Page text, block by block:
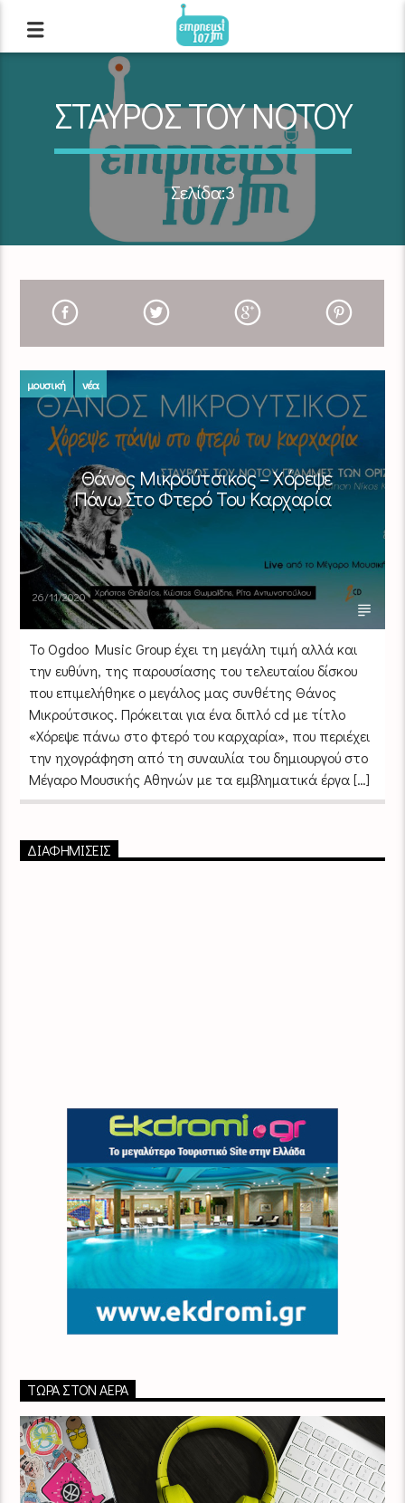
ΣΤΑΥΡΟΣ ΤΟΥ ΝΟΤΟΥ
Σελίδα:3
μουσική νέα
Θάνος Μικρούτσικος – Χόρεψε
Πάνω Στο Φτερό Του Καρχαρία
26/11/2020
Το Ogdoo Music Group έχει τη μεγάλη τιμή αλλά και
την ευθύνη, της παρουσίασης του τελευταίου δίσκου
που επιμελήθηκε ο μεγάλος μας συνθέτης Θάνος
Μικρούτσικος. Πρόκειται για ένα διπλό cd με τίτλο
«Χόρεψε πάνω στο φτερό του καρχαρία», που περιέχει
την ηχογράφηση από τη συναυλία του δημιουργού στο
Μέγαρο Μουσικής Αθηνών με τα εμβληματικά έργα […]
ΔΙΑΦΗΜΙΣΕΙΣ
ΤΏΡΑ ΣΤΟΝ ΑΈΡΑ